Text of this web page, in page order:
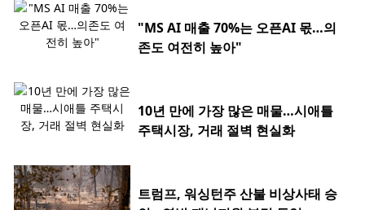
"MS AI 매출 70%는 오픈AI 몫…의
존도 여전히 높아"
10년 만에 가장 많은 매물…시애틀
주택시장, 거래 절벽 현실화
트럼프, 워싱턴주 산불 비상사태 승